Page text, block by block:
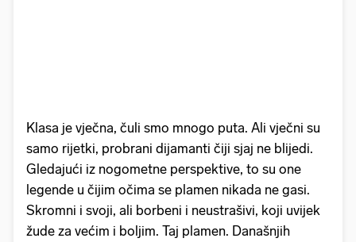
Klasa je vječna, čuli smo mnogo puta. Ali vječni su
samo rijetki, probrani dijamanti čiji sjaj ne blijedi.
Gledajući iz nogometne perspektive, to su one
legende u čijim očima se plamen nikada ne gasi.
Skromni i svoji, ali borbeni i neustrašivi, koji uvijek
žude za većim i boljim. Taj plamen. Današnjih